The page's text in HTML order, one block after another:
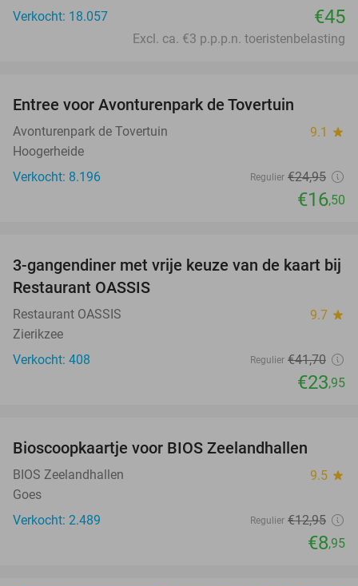
Verkocht: 18.057
€45
Excl. ca. €3 p.p.p.n. toeristenbelasting
Entree voor Avonturenpark de Tovertuin
Avonturenpark de Tovertuin 9.1 star
Hoogerheide
Verkocht: 8.196
Regulier €24,95
€16,50
43%
3-gangendiner met vrije keuze van de kaart bij
Restaurant OASSIS
Restaurant OASSIS 9.7 star
Zierikzee
Verkocht: 408
Regulier €41,70
€23,95
Bioscoopkaartje voor BIOS Zeelandhallen
BIOS Zeelandhallen 9.5 star
Goes
Verkocht: 2.489
Regulier €12,95
€8,95